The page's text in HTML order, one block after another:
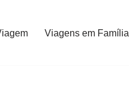
Viagens em Família